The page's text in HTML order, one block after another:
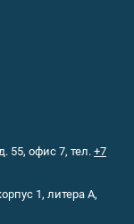
55, офис 7, тел. +7
1, литера А,